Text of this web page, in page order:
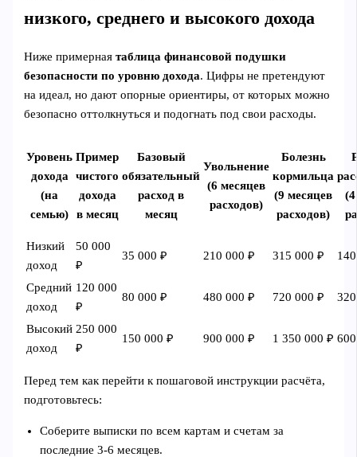
низкого, среднего и высокого дохода
Ниже примернаятаблица финансовой подушки
безопасности по уровню дохода. Цифры не претендуют
на идеал, но дают опорные ориентиры, от которых можно
безопасно оттолкнуться и подогнать под свои расходы.
Уровень
дохода
(на
семью)
Пример
чистого
дохода
в месяц
Базовый
обязательный
расход в
месяц
Увольнение
(6 месяцев
расходов)
Болезнь
кормильца
(9 месяцев
расходов)
Низкий
доход
50 000
₽
35 000 ₽ 210 000 ₽ 315 000 ₽
Средний
доход
120 000
₽
80 000 ₽ 480 000 ₽ 720 000 ₽
Высокий
доход
250 000
₽
150 000 ₽ 900 000 ₽ 1 350 000 ₽
Перед тем как перейти к пошаговой инструкции расчёта,
подготовьтесь:
Соберите выписки по всем картам и счетам за
последние 3-6 месяцев.